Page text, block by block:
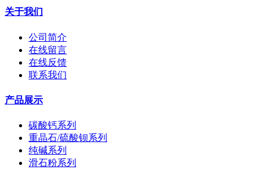
关于我们
公司简介
在线留言
在线反馈
联系我们
产品展示
碳酸钙系列
重晶石/硫酸钡系列
纯碱系列
滑石粉系列